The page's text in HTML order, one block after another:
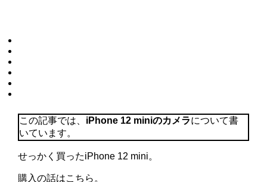
この記事では、 iPhone 12 miniのカメラについて書
いています。
せっかく買ったiPhone 12 mini。
購入の話はこちら。